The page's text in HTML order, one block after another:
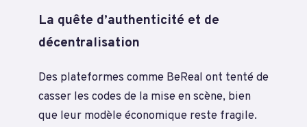
La quête d’authenticité et de
décentralisation
Des plateformes comme BeReal ont tenté de
casser les codes de la mise en scène, bien
que leur modèle économique reste fragile.